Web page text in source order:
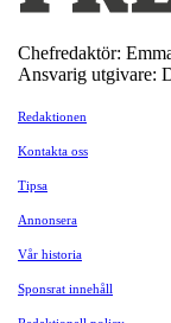
Chefredaktör:
Ansvarig utgivare:
Redaktionen
Kontakta oss
Tipsa
Annonsera
Vår historia
Sponsrat innehåll